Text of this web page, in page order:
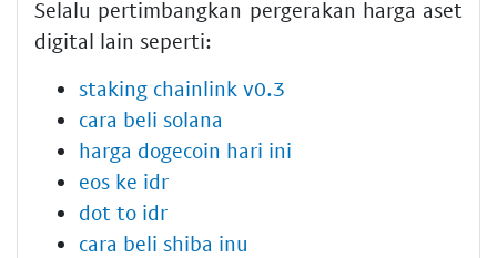
Selalu pertimbangkan pergerakan harga aset
digital lain seperti:
staking chainlink v0.3
cara beli solana
harga dogecoin hari ini
eos ke idr
dot to idr
cara beli shiba inu